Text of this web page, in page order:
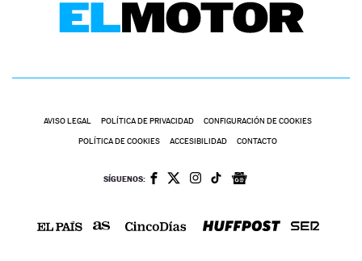
AVISO LEGAL POLÍTICA DE PRIVACIDAD CONFIGURACIÓN DE COOKIES
POLÍTICA DE COOKIES ACCESIBILIDAD CONTACTO
SÍGUENOS: